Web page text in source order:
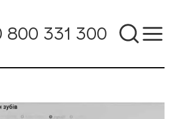
800 331 300